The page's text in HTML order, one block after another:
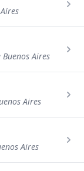
Aires
Aires
Aires